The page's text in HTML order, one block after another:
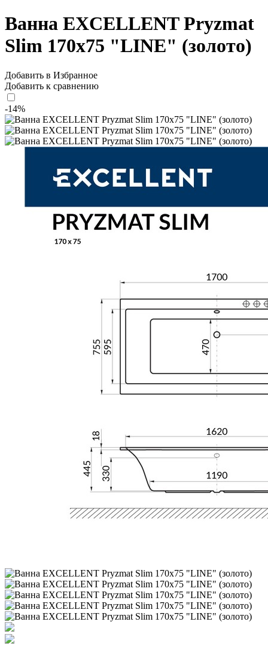
Ванна EXCELLENT Pryzmat
Slim 170x75 "LINE" (золото)
Добавить в Избранное
Добавить к сравнению
-14%